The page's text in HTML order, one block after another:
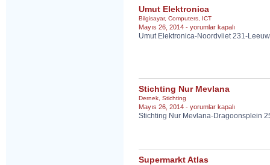
Umut Elektronica
Bilgisayar, Computers ICT
Mayıs 26, 2014 - Umut
Elektronica
yorumlar kapalı
Umut Elektronica-Noordvliet 231-
Stichting Nur Mevlana
Dernek Stichting
Mayıs 26, 2014 - Stichting
Nur
yorumlar kapalı
Stichting Nur Mevlana-Dragoonsplein
Supermarkt Atlas